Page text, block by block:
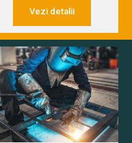
Vezi detalii